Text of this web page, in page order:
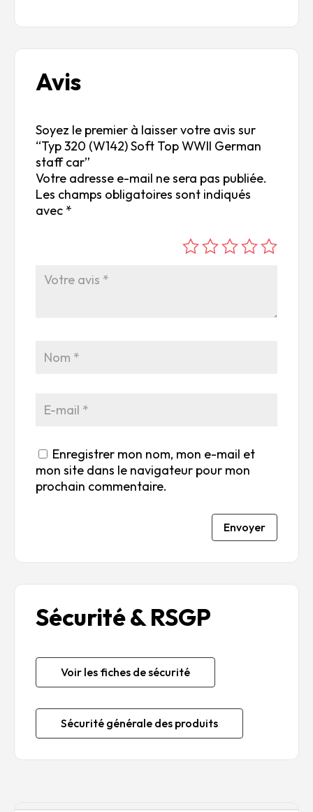
Avis
Soyez le premier à laisser votre avis sur
“Typ 320 (W142) Soft Top WWII German
staff car”
Votre adresse e-mail ne sera pas publiée.
Les champs obligatoires sont indiqués
avec *
s
Enregistrer mon nom, mon e-mail et
mon site dans le navigateur pour mon
prochain commentaire.
Envoyer
Sécurité & RSGP
Voir les fiches de sécurité
Sécurité générale des produits